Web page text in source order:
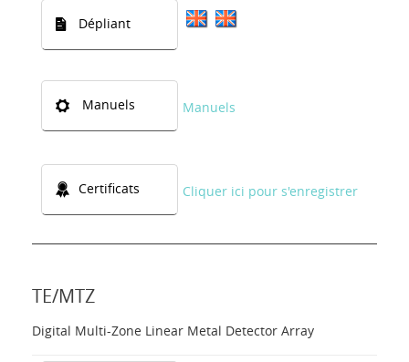
Dépliant
Manuels Manuels
Certificats Cliquer ici pour s'enregistrer
TE/MTZ
Digital Multi-Zone Linear Metal Detector Array